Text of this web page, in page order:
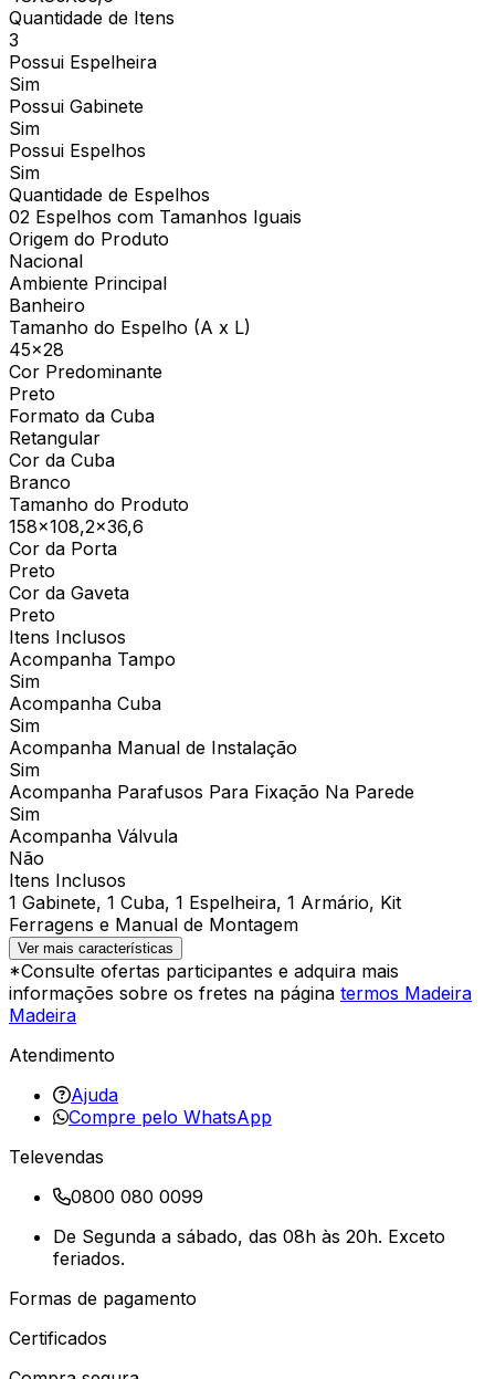
Quantidade de Itens
3
Possui Espelheira
Sim
Possui Gabinete
Sim
Possui Espelhos
Sim
Quantidade de Espelhos
02 Espelhos com Tamanhos Iguais
Origem do Produto
Nacional
Ambiente Principal
Banheiro
Tamanho do Espelho (A x L)
45x28
Cor Predominante
Preto
Formato da Cuba
Retangular
Cor da Cuba
Branco
Tamanho do Produto
158x108,2x36,6
Cor da Porta
Preto
Cor da Gaveta
Preto
Itens Inclusos
Acompanha Tampo
Sim
Acompanha Cuba
Sim
Acompanha Manual de Instalação
Sim
Acompanha Parafusos Para Fixação Na Parede
Sim
Acompanha Válvula
Não
Itens Inclusos
1 Gabinete, 1 Cuba, 1 Espelheira, 1 Armário, Kit
Ferragens e Manual de Montagem
Ver mais características
*Consulte ofertas participantes e adquira mais
informações sobre os fretes na página termos Madeira
Madeira
Atendimento
Ajuda
Compre pelo WhatsApp
Televendas
0800 080 0099
De Segunda a sábado, das 08h às 20h. Exceto
feriados.
Formas de pagamento
Certificados